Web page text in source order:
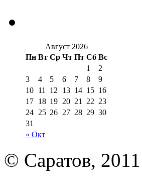
Август 2026
Пн Вт Ср Чт Пт Сб Вс
« Окт
1
2
3
4 5 6 7 8
9
10 11 12 13 14 15 16
17 18 19 20 21 22 23
24 25 26 27 28 29 30
31
© Саратов,